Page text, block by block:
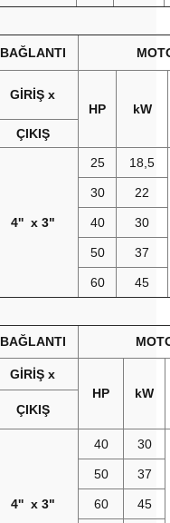
BAĞLANTI
GİRİŞ x
HP
kW
ÇIKIŞ
4'' x 3"
25 18,5
30 22
40 30
50 37
60 45
BAĞLANTI
GİRİŞ x
HP
kW
ÇIKIŞ
4'' x 3"
40 30
50 37
60 45